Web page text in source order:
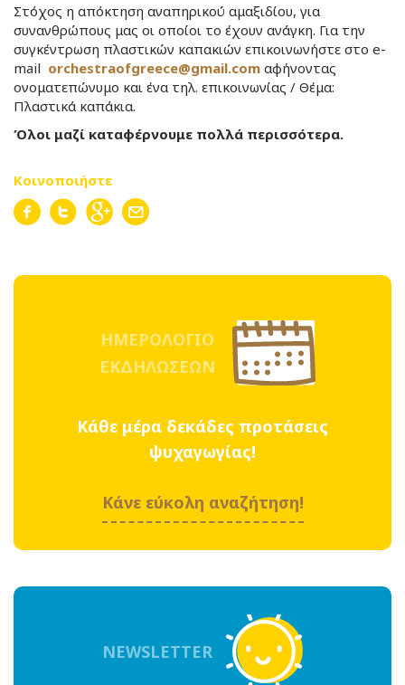
Στόχος η απόκτηση αναπηρικού αμαξιδίου, για
συνανθρώπους μας οι οποίοι το έχουν ανάγκη. Για την
συγκέντρωση πλαστικών καπακιών επικοινωνήστε στο e-
mail orchestraofgreece@gmail.com αφήνοντας
ονοματεπώνυμο και ένα τηλ. επικοινωνίας / Θέμα:
Πλαστικά καπάκια.
Όλοι μαζί καταφέρνουμε πολλά περισσότερα.
Κοινοποιήστε
ΗΜΕΡΟΛΟΓΙΟ
ΕΚΔΗΛΩΣΕΩΝ
Κάθε μέρα δεκάδες προτάσεις
ψυχαγωγίας!
Κάνε εύκολη αναζήτηση!
NEWSLETTER